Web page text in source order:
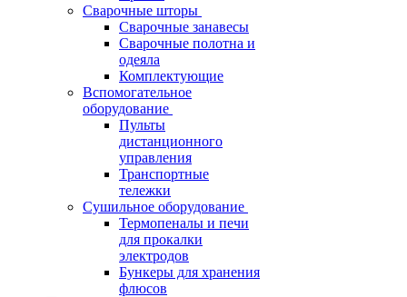
Сварочные шторы
Сварочные занавесы
Сварочные полотна и
одеяла
Комплектующие
Вспомогательное
оборудование
Пульты
дистанционного
управления
Транспортные
тележки
Сушильное оборудование
Термопеналы и печи
для прокалки
электродов
Бункеры для хранения
флюсов